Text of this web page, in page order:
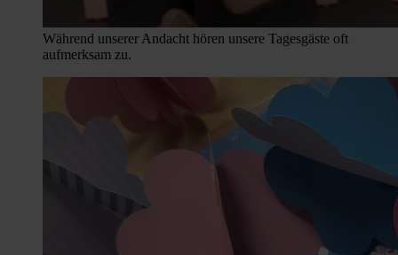
Während unserer Andacht hören unsere Tagesgäste oft
aufmerksam zu.